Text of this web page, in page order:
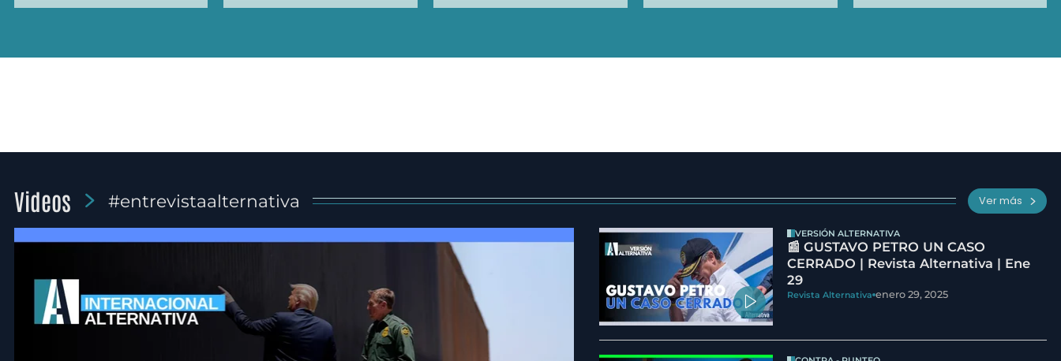
Videos #entrevistaalternativa Ver más
VERSIÓN ALTERNATIVA
📰 GUSTAVO PETRO UN CASO
CERRADO | Revista Alternativa | Ene
29
Revista Alternativa enero 29, 2025